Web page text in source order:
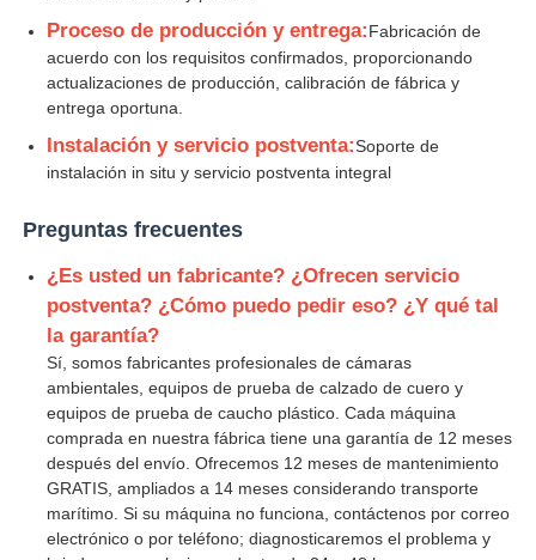
Proceso de producción y entrega:Fabricación de
acuerdo con los requisitos confirmados, proporcionando
actualizaciones de producción, calibración de fábrica y
entrega oportuna.
Instalación y servicio postventa:Soporte de
instalación in situ y servicio postventa integral
Preguntas frecuentes
¿Es usted un fabricante? ¿Ofrecen servicio
postventa? ¿Cómo puedo pedir eso? ¿Y qué tal
la garantía?
Sí, somos fabricantes profesionales de cámaras
ambientales, equipos de prueba de calzado de cuero y
equipos de prueba de caucho plástico. Cada máquina
comprada en nuestra fábrica tiene una garantía de 12 meses
después del envío. Ofrecemos 12 meses de mantenimiento
GRATIS, ampliados a 14 meses considerando transporte
marítimo. Si su máquina no funciona, contáctenos por correo
electrónico o por teléfono; diagnosticaremos el problema y